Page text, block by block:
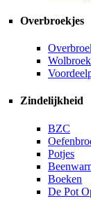
Overbroekjes
Zindelijkheid
BZC
Potjes
Boeken
De Pot